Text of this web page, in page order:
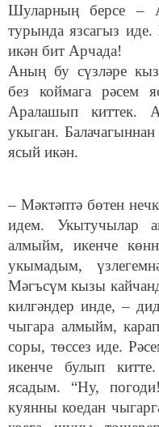
Шуларның берсе –
турында язсагыз
икән бит Арчада!
Аның бу сүзләре
без коймага рәсем
Аралашып киттек.
укыган.
ясый икән.
– Мәктәптә бөтен
идем. Укытучылар
алмыйм, икенче
укымадым,
Мәгъсүм кызы
килгәндер инде, –
чыгара алмыйм,
соры, төссез иде.
икенче булып
ясадым. “Ну,
куянны коедан